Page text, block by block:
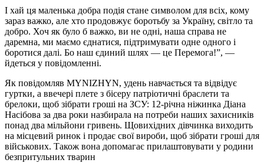
І хай ця маленька добра подія стане символом для всіх, кому
зараз важко, але хто продовжує боротьбу за Україну, світло та
добро. Хоч як було б важко, ви не одні, наша справа не
даремна, ми маємо єднатися, підтримувати одне одного і
боротися далі. Бо наш єдиний шлях — це Перемога!”, —
йдеться у повідомленні.
Як повідомляв MYNIZHYN, удень навчається та відвідує
гуртки, а ввечері плете з бісеру патріотичні браслети та
брелоки, щоб зібрати гроші на ЗСУ: 12-річна ніжинка Діана
Насібова за два роки назбирала на потреби наших захисників
понад два мільйони гривень. Щовихідних дівчинка виходить
на місцевий ринок і продає свої вироби, щоб зібрати гроші для
військових. Також вона допомагає прилаштовувати у родини
безпритульних тварин